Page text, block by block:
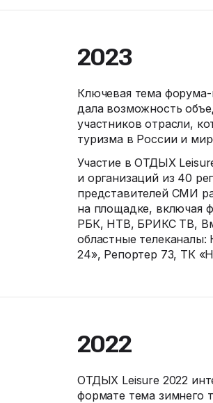
2023
Ключевая тема
дала возможность
участников отрасли,
туризма в России и
Участие в ОТДЫХ
и организаций из 40
представителей СМИ
на площадке, включая
РБК, НТВ, БРИКС ТВ,
областные
24», Репортер 73, ТК
2022
ОТДЫХ Leisure 2022
формате тема зимнего